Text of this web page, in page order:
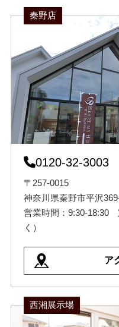
秦野店
0120-32-3003
〒257-0015
神奈川県秦野市平沢
営業時間：9:30-18:30
く）
ア
西湘展示場